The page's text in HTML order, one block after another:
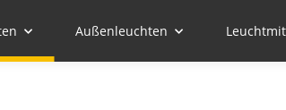
Außenleuchten